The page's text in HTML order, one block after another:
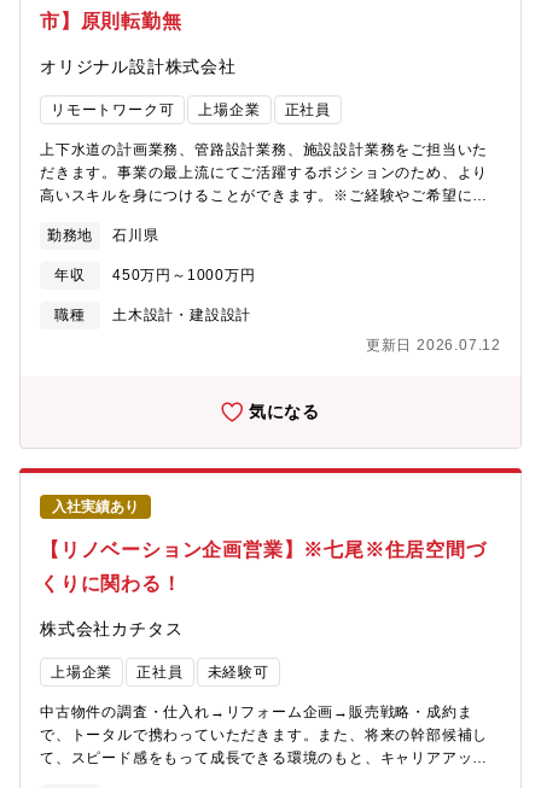
市】原則転勤無
オリジナル設計株式会社
リモートワーク可 上場企業 正社員
上下水道の計画業務、管路設計業務、施設設計業務をご担当いた
だきます。事業の最上流にてご活躍するポジションのため、より
高いスキルを身につけることができます。※ご経験やご希望に応
る設計業務■耐震診断、補強設計、改築・更新設計、浸水対策■官
民連携業務（ウォーターPPPなど）【計画業務】上下水道事業の
ストックマネジメント、アセットマネジメント、経営戦略策定等
を行い、自治体が抱える課題の分析・整理などの計画業務を担当
検討し、「どこを優先して整備・更新すべきか」などの提案を行
設計を担当します。老朽化した管路について、現地調査やデータ
分析に基づき、どこを優先して整備するか（優先度判断）、どの
ような手法で更新するかを判断しながら設計を進めます。【施設
設計業務】浄水場、下水処理場、ポンプ場などの水インフラ施設
の土木構造物設計（構造計算、土木設計など）を担当します。施
設設計では、土木、機械、電気、建築の社内の各専門家が集ま
り、コミュニケーションを図りながらプロジェクトを進めていき
ます。
勤務地 石川県
年収 450万円～1000万円
職種
土木設計・建設設計
更新日 2026.07.12
気になる
入社実績あり
【リノベーション企画営業】※七尾※住居空間づ
くりに関わる！
株式会社カチタス
上場企業 正社員 未経験可
中古物件の調査・仕入れ→リフォーム企画→販売戦略・成約ま
で、トータルで携わっていただきます。また、将来の幹部候補し
て、スピード感をもって成長できる環境のもと、キャリアアップ